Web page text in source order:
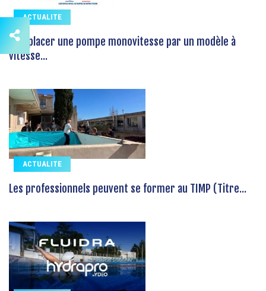
ACTUALITE
Remplacer une pompe monovitesse par un modèle à
vitesse...
ACTUALITE
Les professionnels peuvent se former au TIMP (Titre...